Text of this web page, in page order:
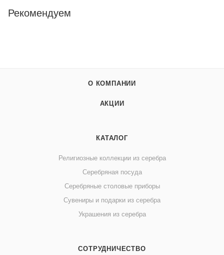
Рекомендуем
О КОМПАНИИ
АКЦИИ
КАТАЛОГ
Религиозные коллекции из серебра
Серебряная посуда
Серебряные столовые приборы
Сувениры и подарки из серебра
Украшения из серебра
СОТРУДНИЧЕСТВО